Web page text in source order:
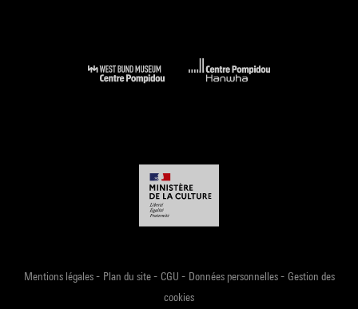
Mentions légales- Plan du site- CGU - Données personnelles- Gestion des
cookies